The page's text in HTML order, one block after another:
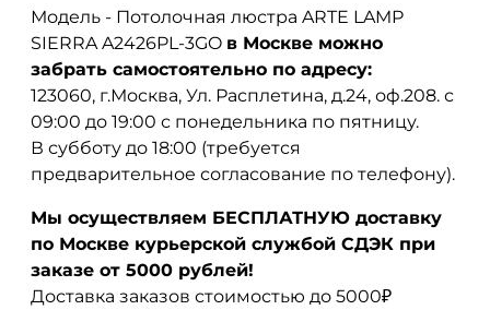
Модель - Потолочная люстра ARTE LAMP
SIERRA A2426PL-3GO в Москве можно
забрать самостоятельно по адресу:
123060, г.Москва, Ул. Расплетина, д.24, оф.208. с
09:00 до 19:00 с понедельника по пятницу.
В субботу до 18:00 (требуется
предварительное согласование по телефону).
Мы осуществляем БЕСПЛАТНУЮ доставку
по Москве курьерской службой СДЭК при
заказе от 5000 рублей!
Доставка заказов стоимостью до 5000₽